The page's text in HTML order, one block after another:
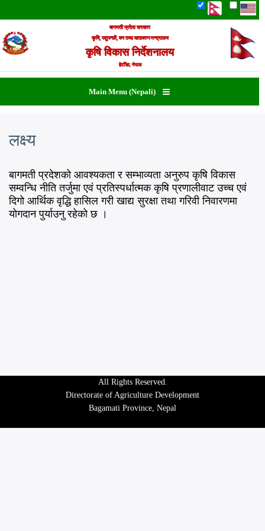
to
main
content
बागमती प्रदेश सरकार
कृषि, पशुपन्छी, वन तथा वातावरण मन्त्रालय
कृषि विकास निर्देशनालय
हेटौँडा, नेपाल
Main Menu (Nepali)
लक्ष्य
बागमती प्रदेशको आवश्यकता र सम्भाव्यता अनुरुप कृषि विकास
सम्वन्धि नीति तर्जुमा एवं प्रतिस्पर्धात्मक कृषि प्रणालीवाट उच्च एवं
दिगो आर्थिक वृद्धि हासिल गरी खाद्य सुरक्षा तथा गरिवी निवारणमा
योगदान पुर्याउनु रहेको छ ।
All Rights Reserved.
Directorate of Agriculture Development
Bagamati Province, Nepal